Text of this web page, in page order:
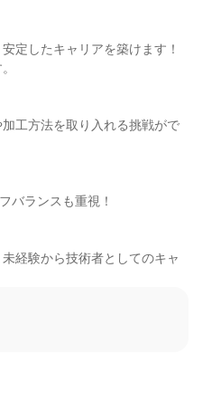
定したキャリアを築けます！
工方法を取り入れる挑戦がで
バランスも重視！
経験から技術者としてのキャ